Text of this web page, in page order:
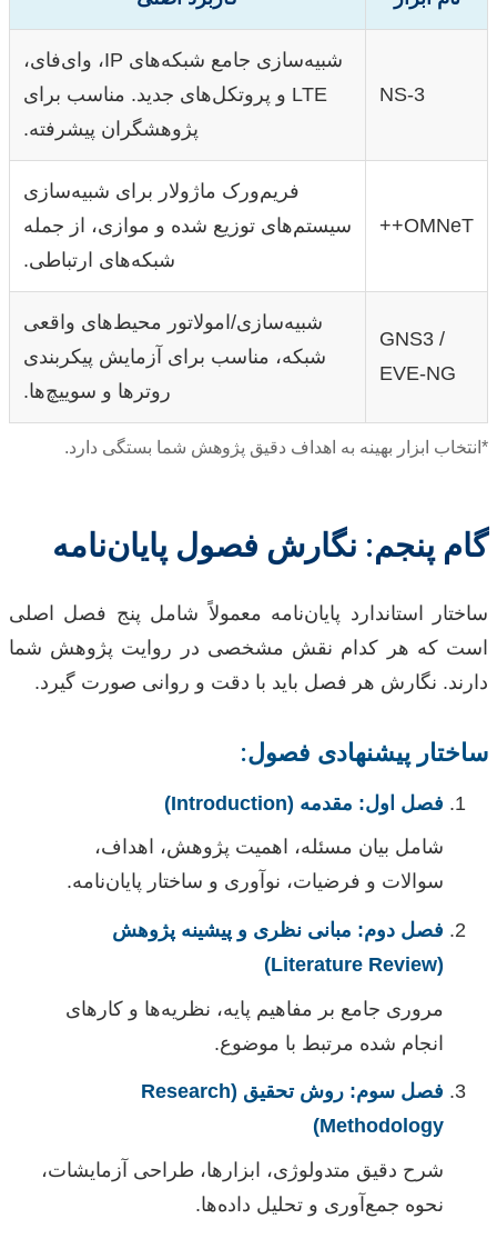
NS-3
شبیه‌سازی جامع شبکه‌های IP، وای‌فای،
LTE و پروتکل‌های جدید. مناسب برای
پژوهشگران پیشرفته.
OMNeT++
فریم‌ورک ماژولار برای شبیه‌سازی
سیستم‌های توزیع شده و موازی، از جمله
شبکه‌های ارتباطی.
GNS3 /
EVE-NG
شبیه‌سازی/امولاتور محیط‌های واقعی
شبکه، مناسب برای آزمایش پیکربندی
روترها و سوییچ‌ها.
*انتخاب ابزار بهینه به اهداف دقیق پژوهش شما بستگی دارد.
گام پنجم: نگارش فصول پایان‌نامه
ساختار استاندارد پایان‌نامه معمولاً شامل پنج فصل اصلی
است که هر کدام نقش مشخصی در روایت پژوهش شما
دارند. نگارش هر فصل باید با دقت و روانی صورت گیرد.
ساختار پیشنهادی فصول:
فصل اول: مقدمه (Introduction)
شامل بیان مسئله، اهمیت پژوهش، اهداف،
سوالات و فرضیات، نوآوری و ساختار پایان‌نامه.
فصل دوم: مبانی نظری و پیشینه پژوهش
(Literature Review)
مروری جامع بر مفاهیم پایه، نظریه‌ها و کارهای
انجام شده مرتبط با موضوع.
فصل سوم: روش تحقیق (Research
Methodology)
شرح دقیق متدولوژی، ابزارها، طراحی آزمایشات،
نحوه جمع‌آوری و تحلیل داده‌ها.